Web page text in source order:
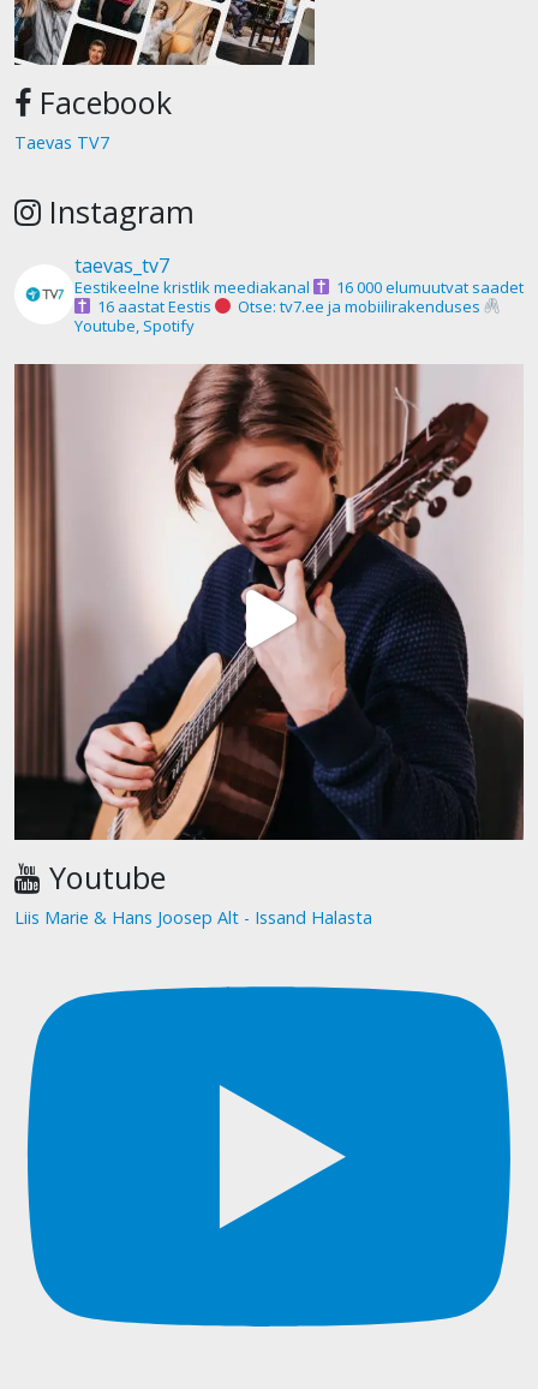
Facebook
Taevas TV7
Instagram
taevas_tv7
Eestikeelne kristlik meediakanal
16 000 elumuutvat saadet
16 aastat Eestis
Otse: tv7.ee ja mobiilirakenduses
Youtube, Spotify
Youtube
Liis Marie & Hans Joosep Alt - Issand Halasta